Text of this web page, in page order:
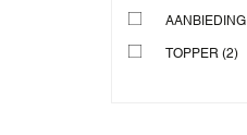
AANBIEDING
TOPPER (2)